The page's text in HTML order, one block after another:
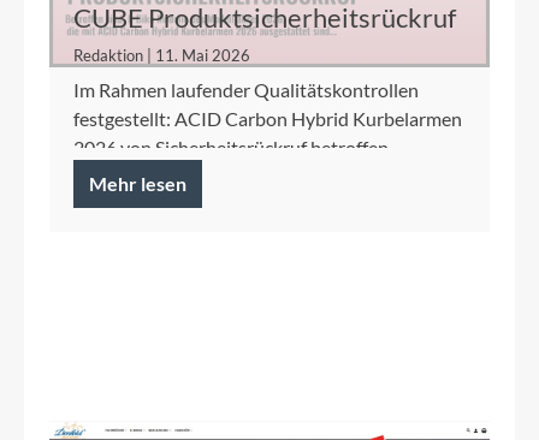
CUBE Produktsicherheitsrückruf
ACID Carbon Hybrid Kurbelarme
Redaktion | 11. Mai 2026
Im Rahmen laufender Qualitätskontrollen
festgestellt: ACID Carbon Hybrid Kurbelarmen
2026 von Sicherheitsrückruf betroffen.
Mehr lesen